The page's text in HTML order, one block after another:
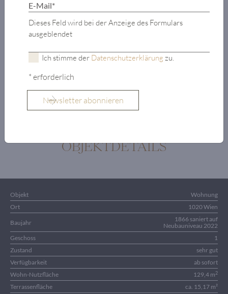
Hauswirtschaftsraum
Ankleidezimmer
Schlafzimmer
Badezimmer und
Terrasse
OBJEKTDETAILS
Objekt
Wohnung
Ort
1020 Wien
Baujahr
1866 saniert auf
Neubauniveau 2022
Geschoss
1
Zustand
sehr gut
Verfügbarkeit
ab sofort
Wohn-Nutzfläche
129,4 m2
Terrassenfläche
ca. 15,17 m²
Dieses Feld wird bei der Anzeige des Formulars
ausgeblendet
Ich stimme der Datenschutzerklärung zu.
* erforderlich